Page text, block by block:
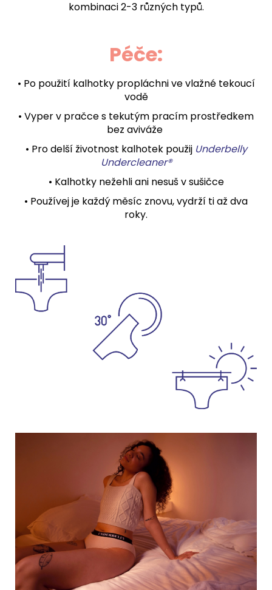
kombinaci 2-3 různých typů.
Péče:
• Po použití kalhotky propláchni ve vlažné tekoucí
vodě
• Vyper v pračce s tekutým pracím prostředkem
bez aviváže
• Pro delší životnost kalhotek použij Underbelly
Undercleaner®
• Kalhotky nežehli ani nesuš v sušičce
• Používej je každý měsíc znovu, vydrží ti až dva
roky.